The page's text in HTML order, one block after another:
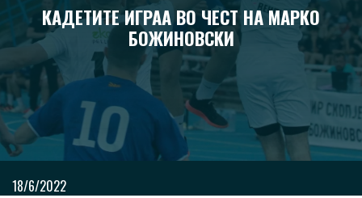
КАДЕТИТЕ ИГРАА ВО ЧЕСТ НА МАРКО
БОЖИНОВСКИ
18/6/2022